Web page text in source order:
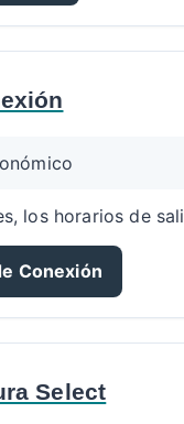
los horarios de
Conexión
Select